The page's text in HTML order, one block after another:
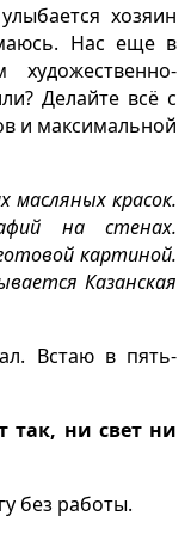
хозяин
Нас еще в
Делайте всё с
и максимальной
красок.
на стенах.
картиной.
Казанская
Встаю в пять-
так, ни свет ни
без работы.